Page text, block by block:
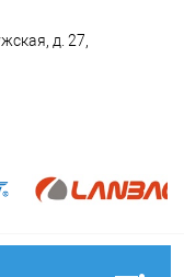
д. 27,